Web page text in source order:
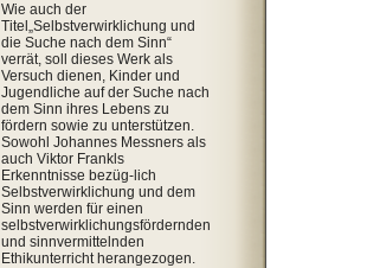
Wie auch der
Titel„Selbstverwirklichung und
die Suche nach dem Sinn“
verrät, soll dieses Werk als
Versuch dienen, Kinder und
Jugendliche auf der Suche nach
dem Sinn ihres Lebens zu
fördern sowie zu unterstützen.
Sowohl Johannes Messners als
auch Viktor Frankls
Erkenntnisse bezüg-lich
Selbstverwirklichung und dem
Sinn werden für einen
selbstverwirklichungsfördernden
und sinnvermittelnden
Ethikunterricht herangezogen.